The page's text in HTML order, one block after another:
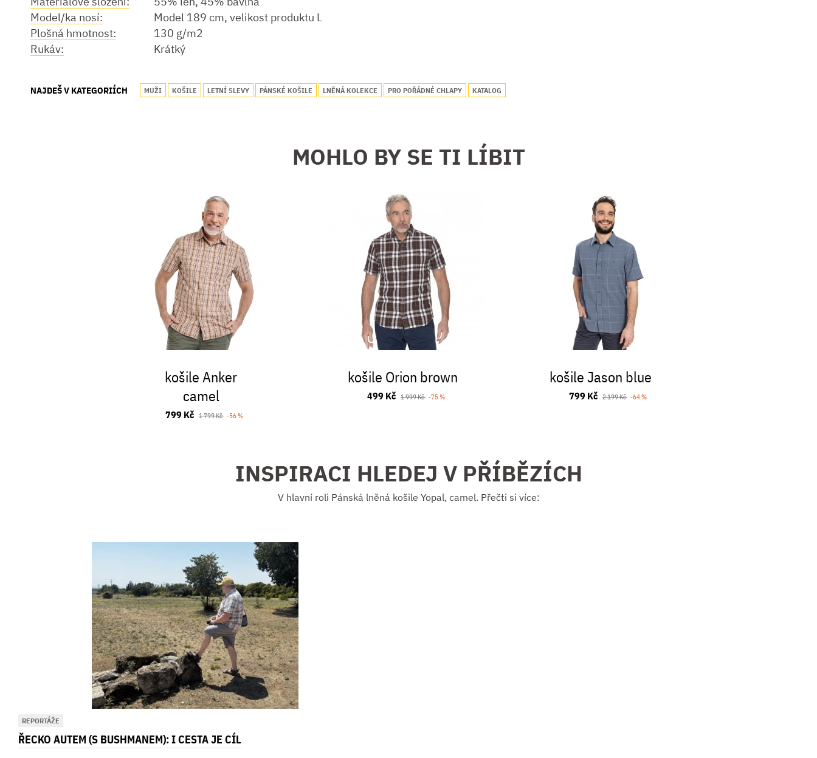
Model/ka nosí:
Model 189 cm, velikost produktu L
Plošná hmotnost:
130 g/m2
Rukáv:
Krátký
NAJDEŠ V KATEGORIÍCH MUŽI KOŠILE LETNÍ SLEVY PÁNSKÉ KOŠILE LNĚNÁ KOLEKCE PRO POŘÁDNÉ CHLAPY KATALOG
MOHLO BY SE TI LÍBIT
košile Anker
camel
799 Kč 1 799 Kč -56 %
košile Orion brown
499 Kč 1 999 Kč -75 %
košile Jason blue
799 Kč 2 199 Kč -64 %
INSPIRACI HLEDEJ V PŘÍBĚZÍCH
V hlavní roli Pánská lněná košile Yopal, camel. Přečti si více:
REPORTÁŽE
ŘECKO AUTEM (S BUSHMANEM): I CESTA JE CÍL